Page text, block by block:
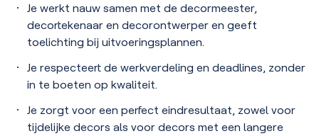
Je werkt nauw samen met de decormeester,
decortekenaar en decorontwerper en geeft
toelichting bij uitvoeringsplannen.
Je respecteert de werkverdeling en deadlines, zonder
in te boeten op kwaliteit.
Je zorgt voor een perfect eindresultaat, zowel voor
tijdelijke decors als voor decors met een langere